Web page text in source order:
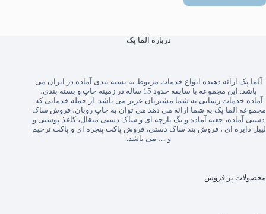
درباره آلما پک
آلما پک ارائه دهنده انواع خدمات مربوط به بسته بندی آماده در ایران می
باشد. این مجموعه با سابقه حدود 15 ساله در زمینه چاپ و بسته بندی،
آماده خدمات رسانی به شما مشتریان عزیز می باشد. از جمله خدماتی که
مجموعه آلما پک به شما ارائه می دهد می توان به چاپ روبان،فروش ساک
دستی آماده، جعبه آماده و بگ پارچه ای و ساک دستی متقال،کاغذ پوستی و
لیبل دایره ای ،فروش بند ساک دستی،فروش پاکت پنجره ای و پاکت ترحیم
و … می باشد.
محصولات پر فروش